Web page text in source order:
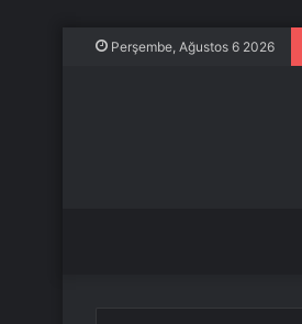
Perşembe, Ağustos 6 2026